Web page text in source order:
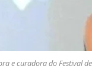
e curadora do Festival